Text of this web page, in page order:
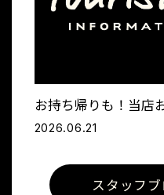
お持ち帰りも！当店
2026.06.21
スタッフ